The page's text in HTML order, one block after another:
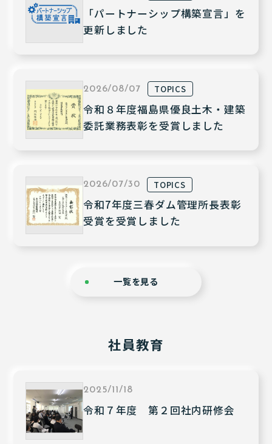
「パートナーシップ構築宣言」を
更新しました
2026/08/07 TOPICS
令和８年度福島県優良土木・建築
委託業務表彰を受賞しました
2026/07/30 TOPICS
令和7年度三春ダム管理所長表彰
受賞を受賞しました
一覧を見る
社員教育
2025/11/18
令和７年度 第２回社内研修会